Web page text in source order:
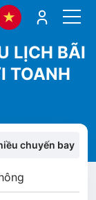
LỊCH BÃI
TOANH
chuyến bay